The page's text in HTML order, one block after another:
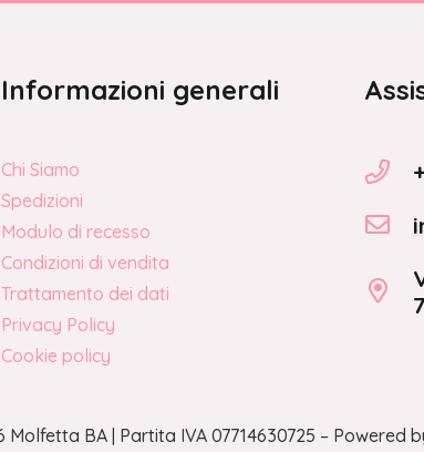
Informazioni generali
Chi Siamo
Spedizioni
Modulo di recesso
Condizioni di vendita
Trattamento dei dati
Privacy Policy
Cookie policy
BA | Partita IVA 07714630725 – Powered